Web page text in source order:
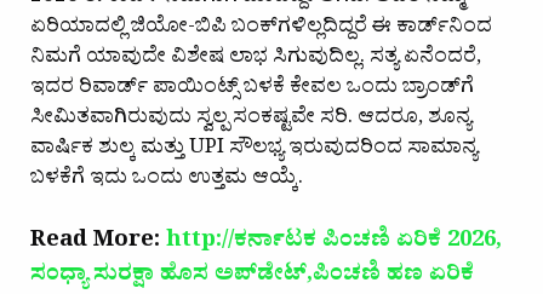
ಏರಿಯಾದಲ್ಲಿ ಜಿಯೋ-ಬಿಪಿ ಬಂಕ್‌ಗಳಿಲ್ಲದಿದ್ದರೆ ಈ ಕಾರ್ಡ್‌ನಿಂದ
ನಿಮಗೆ ಯಾವುದೇ ವಿಶೇಷ ಲಾಭ ಸಿಗುವುದಿಲ್ಲ. ಸತ್ಯ ಏನೆಂದರೆ,
ಇದರ ರಿವಾರ್ಡ್ ಪಾಯಿಂಟ್ಸ್ ಬಳಕೆ ಕೇವಲ ಒಂದು ಬ್ರಾಂಡ್‌ಗೆ
ಸೀಮಿತವಾಗಿರುವುದು ಸ್ವಲ್ಪ ಸಂಕಷ್ಟವೇ ಸರಿ. ಆದರೂ, ಶೂನ್ಯ
ವಾರ್ಷಿಕ ಶುಲ್ಕ ಮತ್ತು UPI ಸೌಲಭ್ಯ ಇರುವುದರಿಂದ ಸಾಮಾನ್ಯ
ಬಳಕೆಗೆ ಇದು ಒಂದು ಉತ್ತಮ ಆಯ್ಕೆ.
Read More: http://ಕರ್ನಾಟಕ ಪಿಂಚಣಿ ಏರಿಕೆ 2026,
ಸಂಧ್ಯಾ ಸುರಕ್ಷಾ ಹೊಸ ಅಪ್‌ಡೇಟ್,ಪಿಂಚಣಿ ಹಣ ಏರಿಕೆ